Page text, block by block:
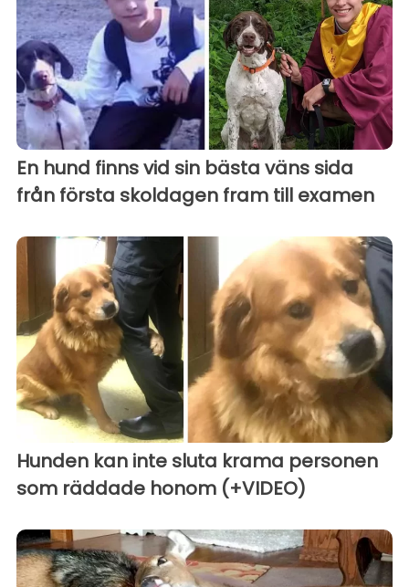
En hund finns vid sin bästa väns sida
från första skoldagen fram till examen
Hunden kan inte sluta krama personen
som räddade honom (+VIDEO)